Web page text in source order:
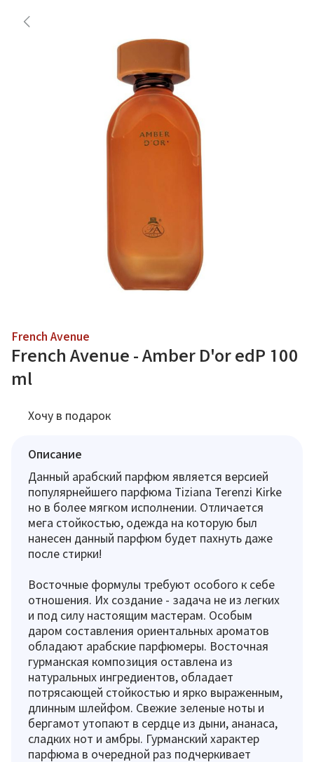
French Avenue
French Avenue - Amber D'or edP 100
ml
Хочу в подарок
Описание
Данный арабский парфюм является версией
популярнейшего парфюма Tiziana Terenzi Kirke
но в более мягком исполнении. Отличается
мега стойкостью, одежда на которую был
нанесен данный парфюм будет пахнуть даже
после стирки!
Восточные формулы требуют особого к себе
отношения. Их создание - задача не из легких
и под силу настоящим мастерам. Особым
даром составления ориентальных ароматов
обладают арабские парфюмеры. Восточная
гурманская композиция оставлена из
натуральных ингредиентов, обладает
потрясающей стойкостью и ярко выраженным,
длинным шлейфом. Свежие зеленые ноты и
бергамот утопают в сердце из дыни, ананаса,
сладких нот и амбры. Гурманский характер
парфюма в очередной раз подчеркивает